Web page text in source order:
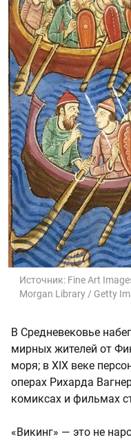
Источник: Fine Art
Morgan Library / Getty
В Средневековье
мирных жителей от
моря; в XIX веке
операх Рихарда
комиксах и фильмах
«Викинг» — это не